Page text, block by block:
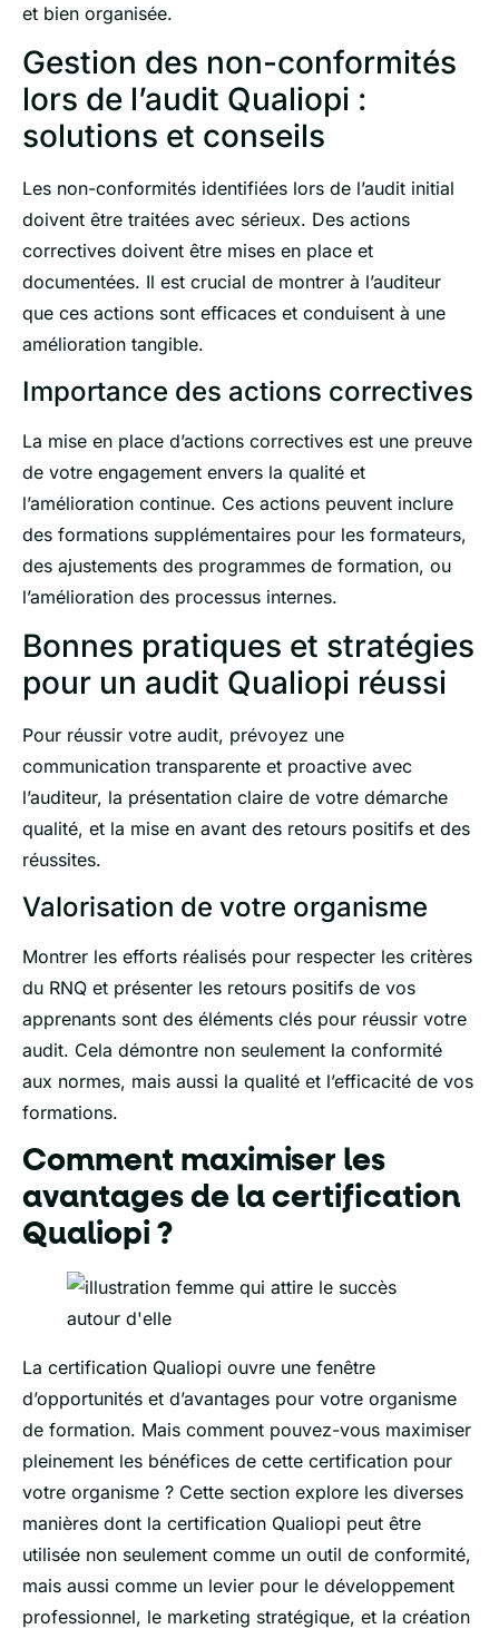
et bien organisée.
Gestion des non-conformités
lors de l’audit Qualiopi :
solutions et conseils
Les non-conformités identifiées lors de l’audit initial
doivent être traitées avec sérieux. Des actions
correctives doivent être mises en place et
documentées. Il est crucial de montrer à l’auditeur
que ces actions sont efficaces et conduisent à une
amélioration tangible.
Importance des actions correctives
La mise en place d’actions correctives est une preuve
de votre engagement envers la qualité et
l’amélioration continue. Ces actions peuvent inclure
des formations supplémentaires pour les formateurs,
des ajustements des programmes de formation, ou
l’amélioration des processus internes.
Bonnes pratiques et stratégies
pour un audit Qualiopi réussi
Pour réussir votre audit, prévoyez une
communication transparente et proactive avec
l’auditeur, la présentation claire de votre démarche
qualité, et la mise en avant des retours positifs et des
réussites.
Valorisation de votre organisme
Montrer les efforts réalisés pour respecter les critères
du RNQ et présenter les retours positifs de vos
apprenants sont des éléments clés pour réussir votre
audit. Cela démontre non seulement la conformité
aux normes, mais aussi la qualité et l’efficacité de vos
formations.
Comment maximiser les
avantages de la certification
Qualiopi ?
La certification Qualiopi ouvre une fenêtre
d’opportunités et d’avantages pour votre organisme
de formation. Mais comment pouvez-vous maximiser
pleinement les bénéfices de cette certification pour
votre organisme ? Cette section explore les diverses
manières dont la certification Qualiopi peut être
utilisée non seulement comme un outil de conformité,
mais aussi comme un levier pour le développement
professionnel, le marketing stratégique, et la création